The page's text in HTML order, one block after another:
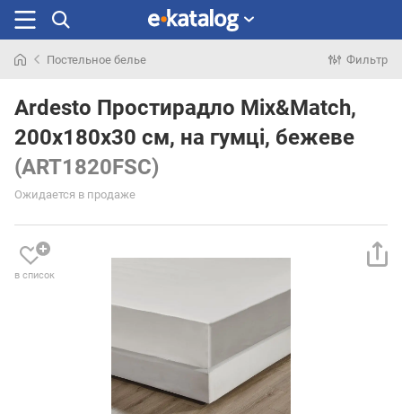
раньше
Постельное белье Фильтр
Ardesto Простирадло Mix&Match,
200х180х30 см, на гумці, бежеве
(ART1820FSC)
Ожидается в продаже
в список